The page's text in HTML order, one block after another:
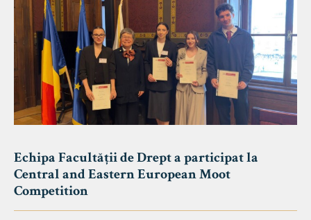
Echipa Facultății de Drept a participat la
Central and Eastern European Moot
Competition